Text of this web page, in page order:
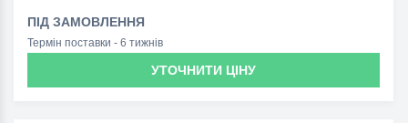
ПІД ЗАМОВЛЕННЯ
Термін поставки - 6 тижнів
УТОЧНИТИ ЦІНУ